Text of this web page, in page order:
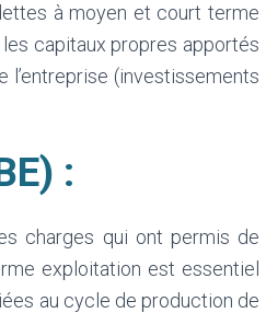
à moyen et court terme
capitaux propres apportés
(investissements
:
charges qui ont permis de
exploitation est essentiel
au cycle de production de